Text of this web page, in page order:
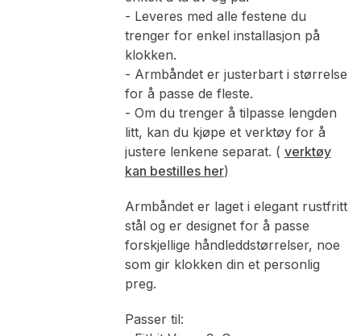
- Leveres med alle festene du
trenger for enkel installasjon på
klokken.
- Armbåndet er justerbart i størrelse
for å passe de fleste.
- Om du trenger å tilpasse lengden
litt, kan du kjøpe et verktøy for å
justere lenkene separat. ( verktøy
kan bestilles her)
Armbåndet er laget i elegant rustfritt
stål og er designet for å passe
forskjellige håndleddstørrelser, noe
som gir klokken din et personlig
preg.
Passer til: